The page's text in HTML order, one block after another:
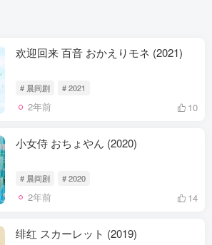
欢迎回来 百音 おかえりモネ (2021)
# 晨间剧 # 2021
2年前 10
小女侍 おちょやん (2020)
# 晨间剧 # 2020
2年前 14
绯红 スカーレット (2019)